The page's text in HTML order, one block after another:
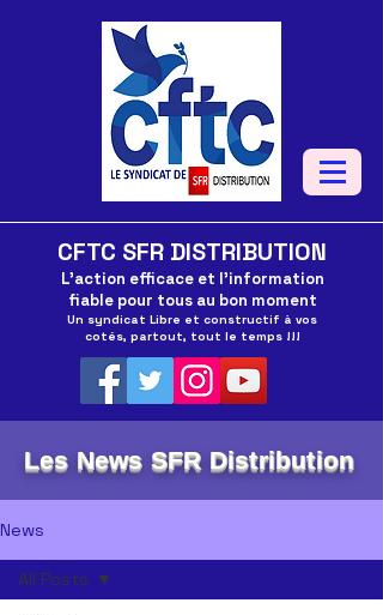
CFTC SFR DISTRIBUTION
L'action efficace et l'information
fiable pour tous au bon moment
Un syndicat Libre et constructif à vos
cotés, partout, tout le temps !!!
Les News SFR Distribution
News
All Posts